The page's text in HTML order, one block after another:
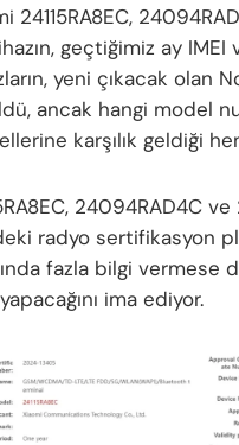
24115RA8EC,
geçtiğimiz ay
yeni çıkacak olan
ancak hangi model
karşılık geldiği
24094RAD4C
radyo sertifikasyon
fazla bilgi vermese
ima ediyor.